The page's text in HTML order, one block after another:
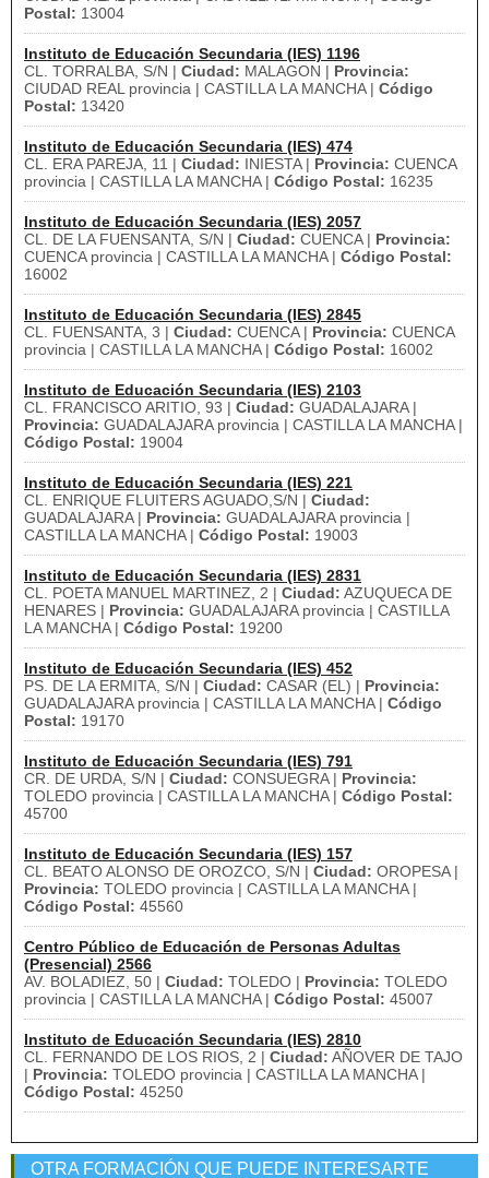
Postal: 13004
Instituto de Educación Secundaria (IES) 1196
CL. TORRALBA, S/N | Ciudad: MALAGON | Provincia:
CIUDAD REAL provincia | CASTILLA LA MANCHA | Código
Postal: 13420
Instituto de Educación Secundaria (IES) 474
CL. ERA PAREJA, 11 | Ciudad: INIESTA | Provincia: CUENCA
provincia | CASTILLA LA MANCHA | Código Postal: 16235
Instituto de Educación Secundaria (IES) 2057
CL. DE LA FUENSANTA, S/N | Ciudad: CUENCA | Provincia:
CUENCA provincia | CASTILLA LA MANCHA | Código Postal:
16002
Instituto de Educación Secundaria (IES) 2845
CL. FUENSANTA, 3 | Ciudad: CUENCA | Provincia: CUENCA
provincia | CASTILLA LA MANCHA | Código Postal: 16002
Instituto de Educación Secundaria (IES) 2103
CL. FRANCISCO ARITIO, 93 | Ciudad: GUADALAJARA |
Provincia: GUADALAJARA provincia | CASTILLA LA MANCHA |
Código Postal: 19004
Instituto de Educación Secundaria (IES) 221
CL. ENRIQUE FLUITERS AGUADO,S/N | Ciudad:
GUADALAJARA | Provincia: GUADALAJARA provincia |
CASTILLA LA MANCHA | Código Postal: 19003
Instituto de Educación Secundaria (IES) 2831
CL. POETA MANUEL MARTINEZ, 2 | Ciudad: AZUQUECA DE
HENARES | Provincia: GUADALAJARA provincia | CASTILLA
LA MANCHA | Código Postal: 19200
Instituto de Educación Secundaria (IES) 452
PS. DE LA ERMITA, S/N | Ciudad: CASAR (EL) | Provincia:
GUADALAJARA provincia | CASTILLA LA MANCHA | Código
Postal: 19170
Instituto de Educación Secundaria (IES) 791
CR. DE URDA, S/N | Ciudad: CONSUEGRA | Provincia:
TOLEDO provincia | CASTILLA LA MANCHA | Código Postal:
45700
Instituto de Educación Secundaria (IES) 157
CL. BEATO ALONSO DE OROZCO, S/N | Ciudad: OROPESA |
Provincia: TOLEDO provincia | CASTILLA LA MANCHA |
Código Postal: 45560
Centro Público de Educación de Personas Adultas
(Presencial) 2566
AV. BOLADIEZ, 50 | Ciudad: TOLEDO | Provincia: TOLEDO
provincia | CASTILLA LA MANCHA | Código Postal: 45007
Instituto de Educación Secundaria (IES) 2810
CL. FERNANDO DE LOS RIOS, 2 | Ciudad: AÑOVER DE TAJO
| Provincia: TOLEDO provincia | CASTILLA LA MANCHA |
Código Postal: 45250
OTRA FORMACIÓN QUE PUEDE INTERESARTE